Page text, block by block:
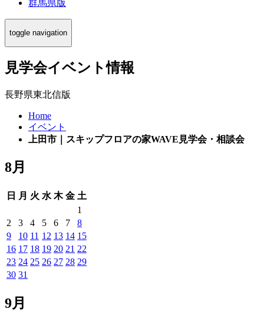
群馬県版
toggle navigation
見学会イベント情報
長野県東北信版
Home
イベント
上田市｜スキップフロアの家WAVE見学会・相談会
8月
日 月 火 水 木 金 土
1
2
3 4 5 6 7
8
9
10 11 12 13 14 15
16 17 18 19 20 21 22
23 24 25 26 27 28 29
30 31
9月